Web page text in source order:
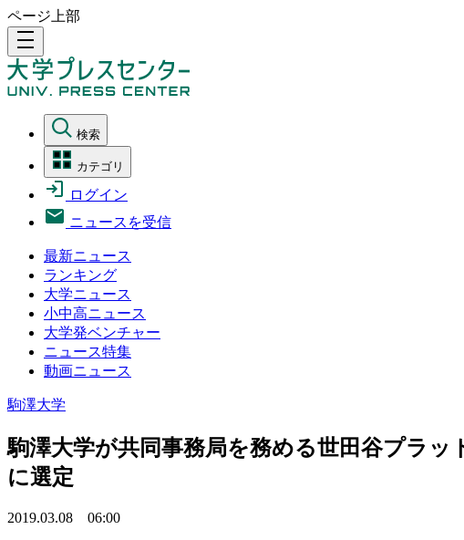
ページ上部
density_medium
検索
カテゴリ
ログイン
ニュースを受信
最新ニュース
ランキング
大学ニュース
小中高ニュース
大学発ベンチャー
ニュース特集
動画ニュース
駒澤大学
駒澤大学が共同事務局を務める世田谷プラッ
に選定
2019.03.08 06:00